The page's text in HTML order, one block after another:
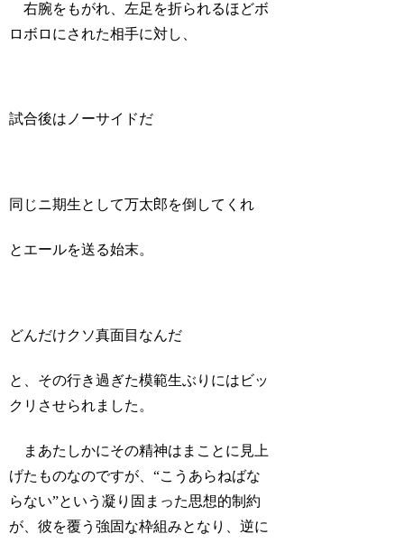
右腕をもがれ、左足を折られるほどボ
ロボロにされた相手に対し、
試合後はノーサイドだ
同じニ期生として万太郎を倒してくれ
とエールを送る始末。
どんだけクソ真面目なんだ
と、その行き過ぎた模範生ぶりにはビッ
クリさせられました。
まあたしかにその精神はまことに見上
げたものなのですが、“こうあらねばな
らない”という凝り固まった思想的制約
が、彼を覆う強固な枠組みとなり、逆に